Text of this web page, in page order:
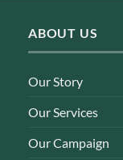
ABOUT US
Our Story
Our Services
Our Campaign